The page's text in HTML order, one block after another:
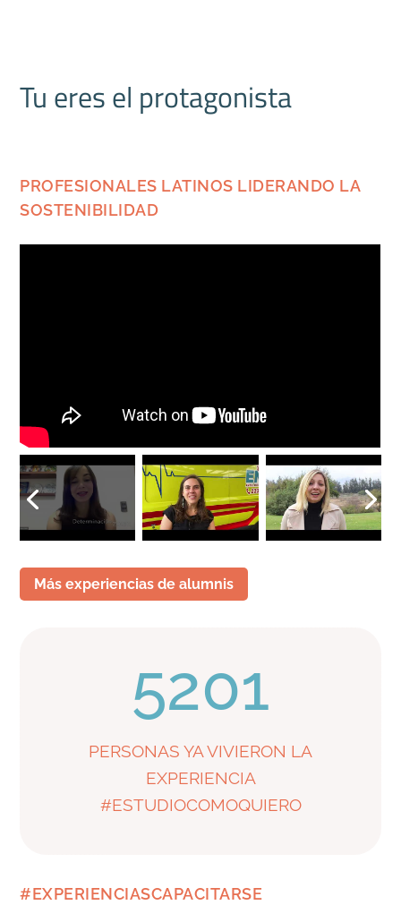
Tu eres el protagonista
PROFESIONALES LATINOS LIDERANDO LA
SOSTENIBILIDAD
Más experiencias de alumnis
5201
PERSONAS YA VIVIERON LA
EXPERIENCIA
#ESTUDIOCOMOQUIERO
#EXPERIENCIASCAPACITARSE